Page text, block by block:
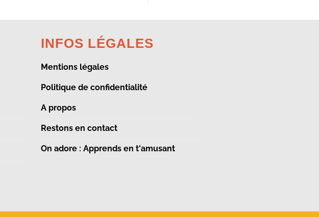
INFOS LÉGALES
Mentions légales
Politique de confidentialité
A propos
Restons en contact
On adore : Apprends en t'amusant